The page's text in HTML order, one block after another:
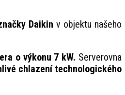
Daikin v objektu našeho
o výkonu 7 kW. Serverovna
chlazení technologického